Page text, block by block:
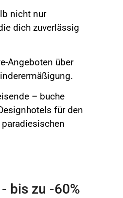
nicht nur
dich zuverlässig
Angeboten über
– buche
für den
bis zu -60%